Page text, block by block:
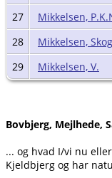
27
Mikkelsen,
28
Mikkelsen,
29
Mikkelsen, V.
Bovbjerg, Mejlhede,
... og hvad I/vi nu
Kjeldbjerg og har